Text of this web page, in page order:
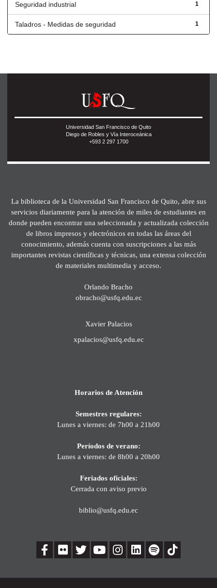
1
Seguridad industrial
1
Taladros - Medidas de seguridad
Universidad San Francisco de Quito
Diego de Robles y Vía Interoceánica
+593 2 297 1700
La biblioteca de la Universidad San Francisco de Quito, abre sus
servicios diariamente para la atención de miles de estudiantes en
donde pueden encontrar una seleccionada y actualizada colección
de libros impresos y electrónicos en todas las áreas del
conocimiento, además cuenta con suscripciones a las más
importantes revistas científicas y técnicas, una extensa colección
de materiales multimedia y acceso.
Orlando Bracho
obracho@usfq.edu.ec
Xavier Palacios
xpalacios@usfq.edu.ec
Horarios de Atención
Semestres regulares:
Lunes a viernes: de 7h00 a 21h00
Períodos de verano:
Lunes a viernes: de 8h00 a 20h00
Feriados oficiales:
Cerrada con aviso previo
biblio@usfq.edu.ec